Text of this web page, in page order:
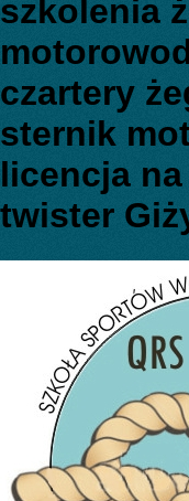
szkolenia
czartery
sternik
licencja
twister